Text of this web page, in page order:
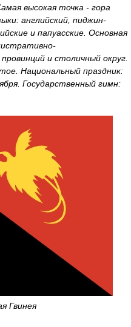
высокая точка - гора
английский, пиджин-
и папуасские. Основная
и столичный округ.
Национальный праздник:
Государственный гимн:
Гвинея